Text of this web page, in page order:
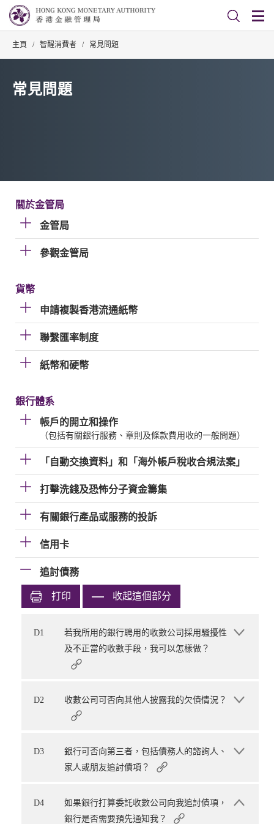
主頁 / 智醒消費者 / 常見問題
常見問題
關於金管局
金管局
參觀金管局
貨幣
申請複製香港流通紙幣
聯繫匯率制度
紙幣和硬幣
銀行體系
帳戶的開立和操作
（包括有關銀行服務、章則及條款費用收的一般問題）
「自動交換資料」和「海外帳戶稅收合規法案」
打擊洗錢及恐怖分子資金籌集
有關銀行產品或服務的投訴
信用卡
追討債務
打印 收起這個部分
D1
若我所用的銀行聘用的收數公司採用騷擾性
及不正當的收數手段，我可以怎樣做？
D2 收數公司可否向其他人披露我的欠債情況？
D3
銀行可否向第三者，包括債務人的諮詢人、
家人或朋友追討債項？
D4
如果銀行打算委託收數公司向我追討債項，
銀行是否需要預先通知我？